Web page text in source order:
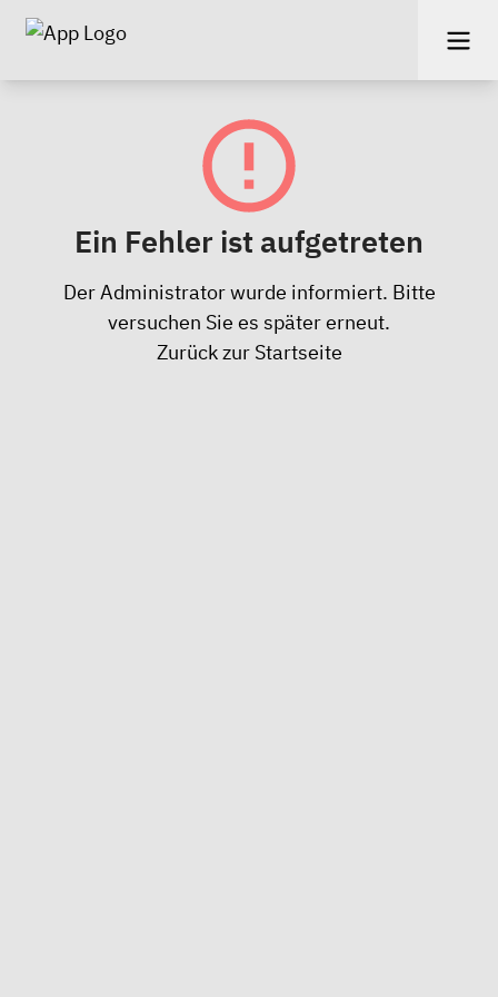
Ein Fehler ist aufgetreten
Der Administrator wurde informiert. Bitte
versuchen Sie es später erneut.
Zurück zur Startseite